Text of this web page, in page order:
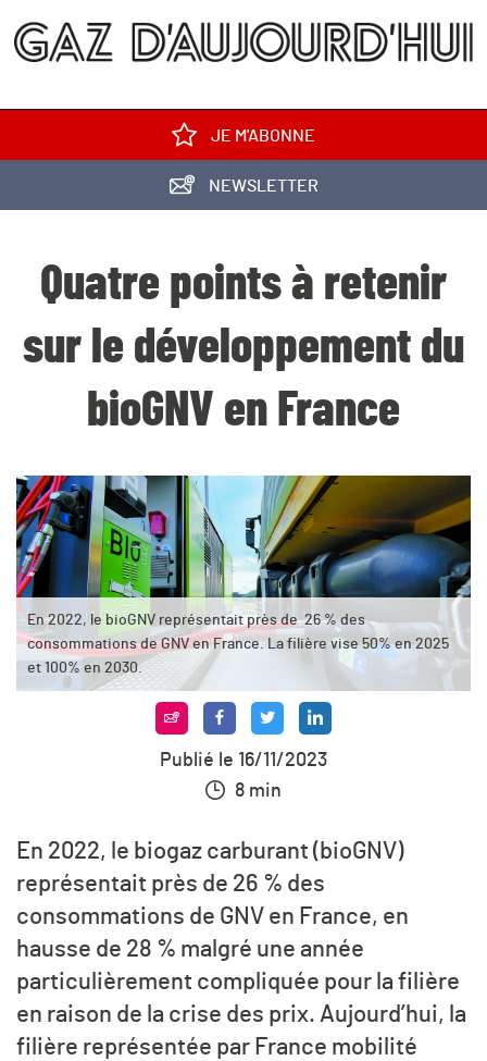
JE M'ABONNE
NEWSLETTER
Quatre points à retenir
sur le développement du
bioGNV en France
En 2022, le bioGNV représentait près de 26 % des
consommations de GNV en France. La filière vise 50% en 2025
et 100% en 2030.
Publié le 16/11/2023
8 min
En 2022, le biogaz carburant (bioGNV)
représentait près de 26 % des
consommations de GNV en France, en
hausse de 28 % malgré une année
particulièrement compliquée pour la filière
en raison de la crise des prix. Aujourd’hui, la
filière représentée par France mobilité